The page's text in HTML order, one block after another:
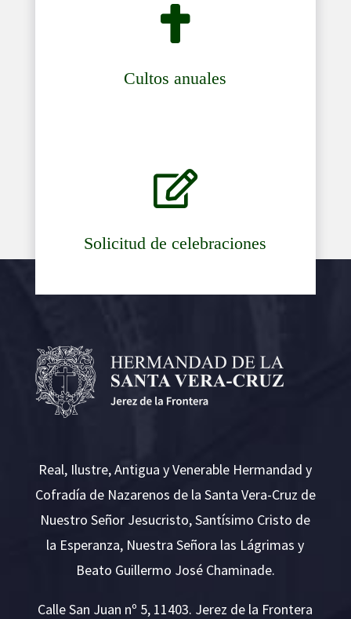

Cultos anuales

Solicitud de celebraciones
Real, Ilustre, Antigua y Venerable Hermandad y
Cofradía de Nazarenos de la Santa Vera-Cruz de
Nuestro Señor Jesucristo, Santísimo Cristo de
la Esperanza, Nuestra Señora las Lágrimas y
Beato Guillermo José Chaminade.
Calle San Juan nº 5, 11403. Jerez de la Frontera